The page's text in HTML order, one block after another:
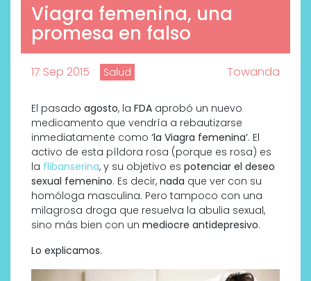
Viagra femenina, una
promesa en falso
17 Sep 2015 Salud Towanda
El pasado agosto, la FDA aprobó un nuevo
medicamento que vendría a rebautizarse
inmediatamente como ‘la Viagra femenina’. El
activo de esta píldora rosa (porque es rosa) es
la flibanserina, y su objetivo es potenciar el deseo
sexual femenino. Es decir, nada que ver con su
homóloga masculina. Pero tampoco con una
milagrosa droga que resuelva la abulia sexual,
sino más bien con un mediocre antidepresivo.
Lo explicamos.